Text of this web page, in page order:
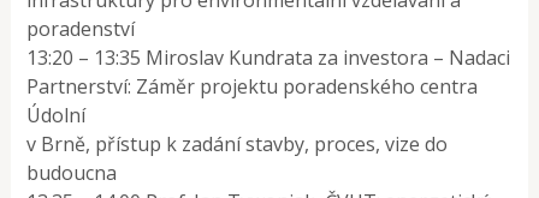
poradenství
13:20 – 13:35 Miroslav Kundrata za investora – Nadaci
Partnerství: Záměr projektu poradenského centra
Údolní
v Brně, přístup k zadání stavby, proces, vize do
budoucna